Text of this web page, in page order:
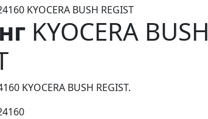
KYOCERA BUSH REGIST
KYOCERA BUSH
KYOCERA BUSH REGIST.